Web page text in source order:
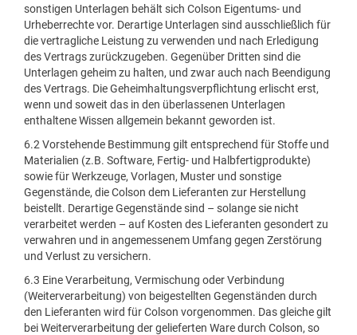
sonstigen Unterlagen behält sich Colson Eigentums- und
Urheberrechte vor. Derartige Unterlagen sind ausschließlich für
die vertragliche Leistung zu verwenden und nach Erledigung
des Vertrags zurückzugeben. Gegenüber Dritten sind die
Unterlagen geheim zu halten, und zwar auch nach Beendigung
des Vertrags. Die Geheimhaltungsverpflichtung erlischt erst,
wenn und soweit das in den überlassenen Unterlagen
enthaltene Wissen allgemein bekannt geworden ist.
6.2 Vorstehende Bestimmung gilt entsprechend für Stoffe und
Materialien (z.B. Software, Fertig- und Halbfertigprodukte)
sowie für Werkzeuge, Vorlagen, Muster und sonstige
Gegenstände, die Colson dem Lieferanten zur Herstellung
beistellt. Derartige Gegenstände sind – solange sie nicht
verarbeitet werden – auf Kosten des Lieferanten gesondert zu
verwahren und in angemessenem Umfang gegen Zerstörung
und Verlust zu versichern.
6.3 Eine Verarbeitung, Vermischung oder Verbindung
(Weiterverarbeitung) von beigestellten Gegenständen durch
den Lieferanten wird für Colson vorgenommen. Das gleiche gilt
bei Weiterverarbeitung der gelieferten Ware durch Colson, so